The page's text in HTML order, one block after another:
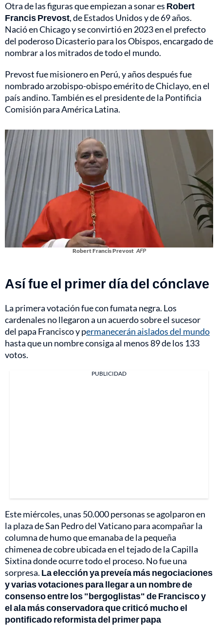
Otra de las figuras que empiezan a sonar es Robert
Francis Prevost, de Estados Unidos y de 69 años.
Nació en Chicago y se convirtió en 2023 en el prefecto
del poderoso Dicasterio para los Obispos, encargado de
nombrar a los mitrados de todo el mundo.
Prevost fue misionero en Perú, y años después fue
nombrado arzobispo-obispo emérito de Chiclayo, en el
país andino. También es el presidente de la Pontificia
Comisión para América Latina.
Robert Francis Prevost AFP
Así fue el primer día del cónclave
La primera votación fue con fumata negra. Los
cardenales no llegaron a un acuerdo sobre el sucesor
del papa Francisco y permanecerán aislados del mundo
hasta que un nombre consiga al menos 89 de los 133
votos.
PUBLICIDAD
Este miércoles, unas 50.000 personas se agolparon en
la plaza de San Pedro del Vaticano para acompañar la
columna de humo que emanaba de la pequeña
chimenea de cobre ubicada en el tejado de la Capilla
Sixtina donde ocurre todo el proceso. No fue una
sorpresa. La elección ya preveía más negociaciones
y varias votaciones para llegar a un nombre de
consenso entre los "bergoglistas" de Francisco y
el ala más conservadora que criticó mucho el
pontificado reformista del primer papa